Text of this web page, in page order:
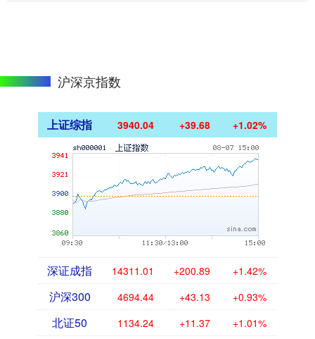
沪深京指数
上证综指 3940.04 +39.68 +1.02%
深证成指 14311.01 +200.89 +1.42%
沪深300 4694.44 +43.13 +0.93%
北证50 1134.24 +11.37 +1.01%